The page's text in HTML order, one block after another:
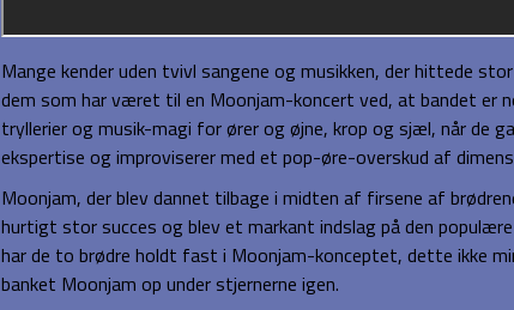
Mange kender uden tvivl sangene og musikken, der hittede
dem som har været til en Moonjam-koncert ved, at bandet er
tryllerier og musik-magi for ører og øjne, krop og sjæl, når de
ekspertise og improviserer med et pop-øre-overskud af
Moonjam, der blev dannet tilbage i midten af firsene af
hurtigt stor succes og blev et markant indslag på den
har de to brødre holdt fast i Moonjam-konceptet, dette ikke
banket Moonjam op under stjernerne igen.